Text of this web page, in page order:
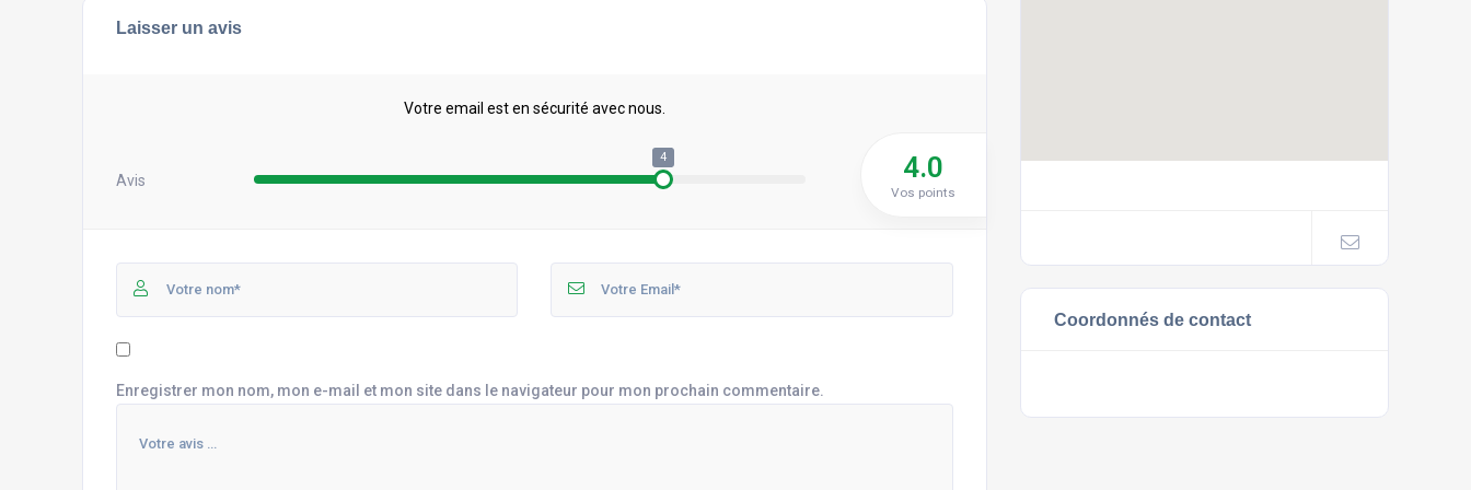
Laisser un avis
Votre email est en sécurité avec nous.
Avis
4 4.0
Vos points
Enregistrer mon nom, mon e-mail et mon site dans le navigateur pour mon prochain commentaire.
Coordonnés de contact